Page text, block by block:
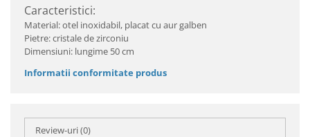
Caracteristici:
Material: otel inoxidabil, placat cu aur galben
Pietre: cristale de zirconiu
Dimensiuni: lungime 50 cm
Informatii conformitate produs
Review-uri(0)